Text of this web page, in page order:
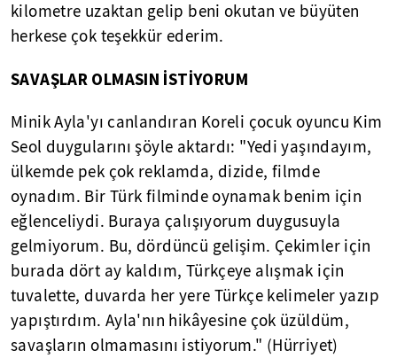
kilometre uzaktan gelip beni okutan ve büyüten
herkese çok teşekkür ederim.
SAVAŞLAR OLMASIN İSTİYORUM
Minik Ayla'yı canlandıran Koreli çocuk oyuncu Kim
Seol duygularını şöyle aktardı: "Yedi yaşındayım,
ülkemde pek çok reklamda, dizide, filmde
oynadım. Bir Türk filminde oynamak benim için
eğlenceliydi. Buraya çalışıyorum duygusuyla
gelmiyorum. Bu, dördüncü gelişim. Çekimler için
burada dört ay kaldım, Türkçeye alışmak için
tuvalette, duvarda her yere Türkçe kelimeler yazıp
yapıştırdım. Ayla'nın hikâyesine çok üzüldüm,
savaşların olmamasını istiyorum." (Hürriyet)